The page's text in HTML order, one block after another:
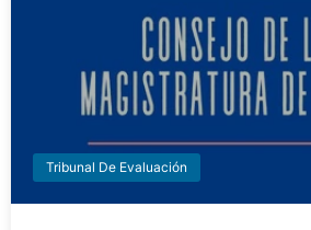
Tribunal De Evaluación